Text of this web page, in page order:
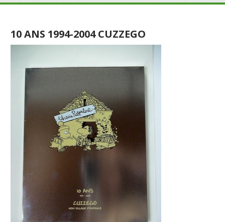
10 ANS 1994-2004 CUZZEGO